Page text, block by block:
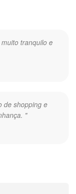
tranquilo e
de shopping e
"